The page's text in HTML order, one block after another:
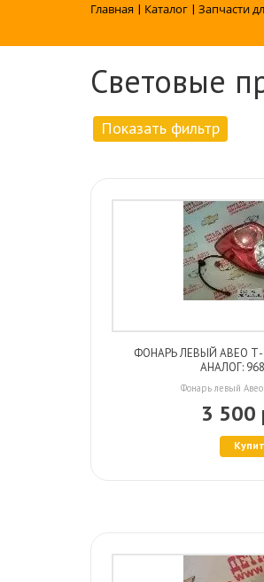
Главная | Каталог | Запчасти
Световые
Показать фильтр
ФОНАРЬ ЛЕВЫЙ АВЕО Т-
АНАЛОГ:
Фонарь левый
3 500